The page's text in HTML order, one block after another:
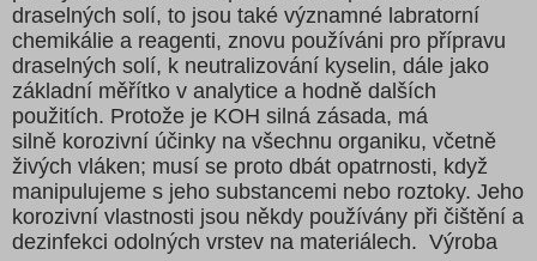
draselných solí, to jsou také významné labratorní
chemikálie a reagenti, znovu používáni pro přípravu
draselných solí, k neutralizování kyselin, dále jako
základní měřítko v analytice a hodně dalších
použitích. Protože je KOH silná zásada, má
silně korozivní účinky na všechnu organiku, včetně
živých vláken; musí se proto dbát opatrnosti, když
manipulujeme s jeho substancemi nebo roztoky. Jeho
korozivní vlastnosti jsou někdy používány při čištění a
dezinfekci odolných vrstev na materiálech. Výroba